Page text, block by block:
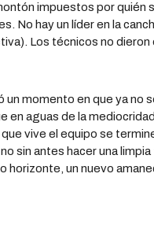
impuestos por quién
No hay un líder en la
Los técnicos no dieron
un momento en que ya no
en aguas de la
que vive el equipo se
sin antes hacer una
horizonte, un nuevo